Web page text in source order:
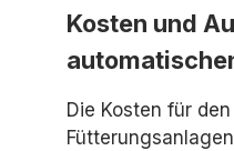
Kosten und
Die Kosten für